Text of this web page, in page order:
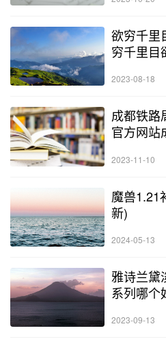
欲穷千里
穷千里目
2023-08-18
成都铁路
官方网站
2023-11-10
魔兽1.21
新)
2024-05-13
雅诗兰黛
系列哪个
2023-09-13